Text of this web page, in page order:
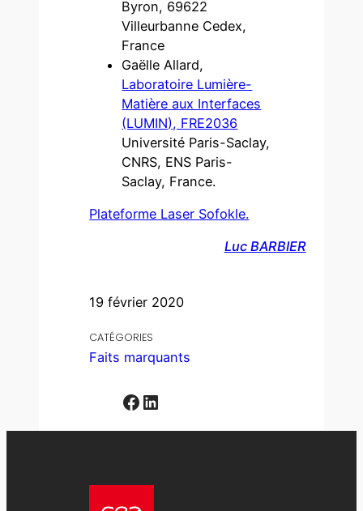
19 février 2020
CATÉGORIES
Faits marquants
Facebook LinkedIn
Byron, 69622
Villeurbanne Cedex,
France
Gaëlle Allard,
Laboratoire Lumière-
Matière aux Interfaces
(LUMIN), FRE2036
Université Paris-Saclay,
CNRS, ENS Paris-
Saclay, France.
Plateforme Laser Sofokle.
Luc BARBIER